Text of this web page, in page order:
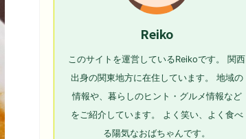
Reiko
このサイトを運営しているReikoです。 関西
出身の関東地方に在住しています。 地域の
情報や、暮らしのヒント・グルメ情報など
をご紹介しています。 よく笑い、よく食べ
る陽気なおばちゃんです。